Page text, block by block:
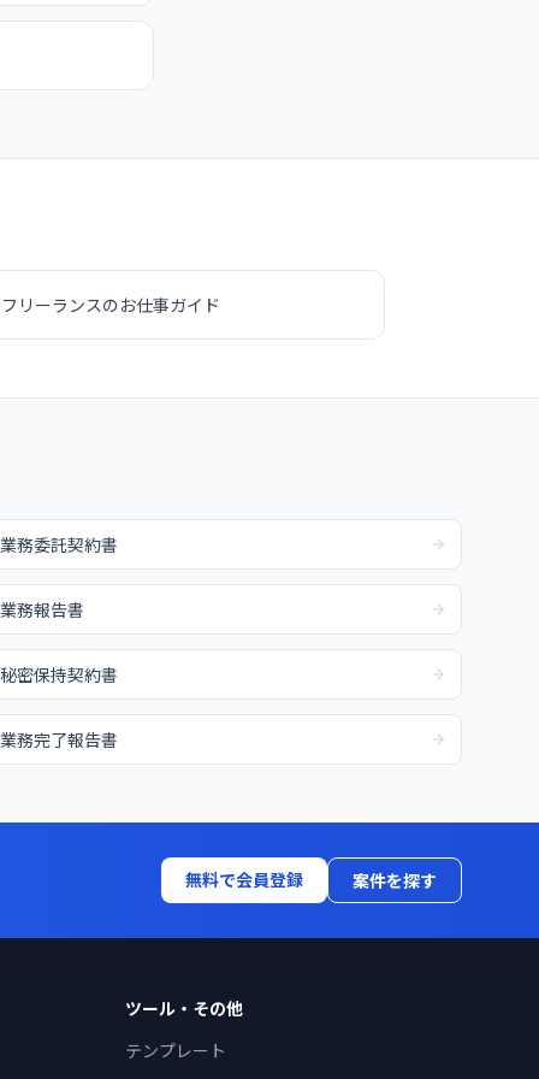
フリーランスのお仕事ガイド
業務委託契約書
業務報告書
秘密保持契約書
業務完了報告書
無料で会員登録 案件を探す
ツール・その他
テンプレート